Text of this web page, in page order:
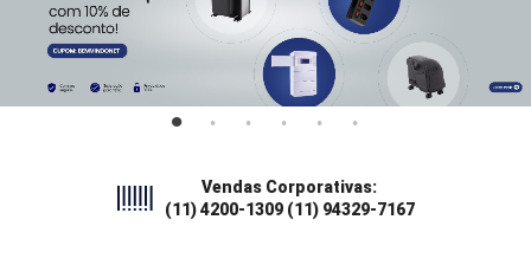
Parcele suas compras em até
3x sem juros